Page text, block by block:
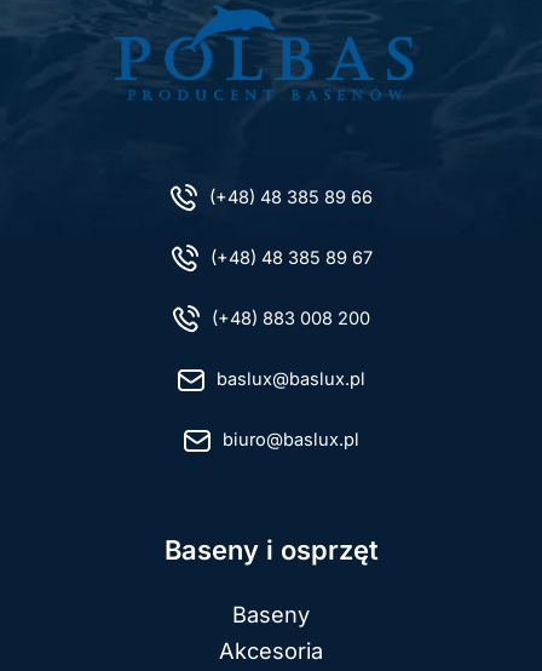
(+48) 48 385 89 66
(+48) 48 385 89 67
(+48) 883 008 200
baslux@baslux.pl
biuro@baslux.pl
Baseny i osprzęt
Baseny
Akcesoria